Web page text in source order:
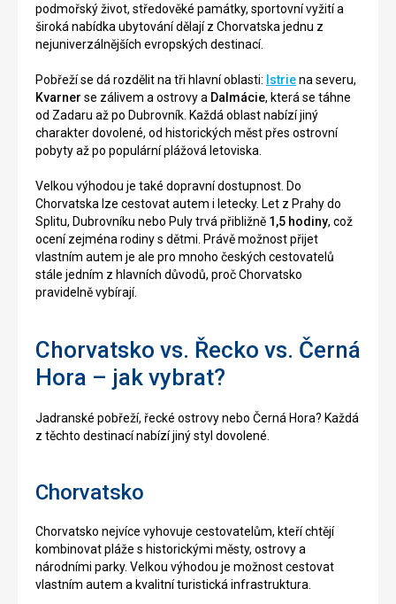
podmořský život, středověké památky, sportovní vyžití a
široká nabídka ubytování dělají z Chorvatska jednu z
nejuniverzálnějších evropských destinací.
Pobřeží se dá rozdělit na tři hlavní oblasti: Istriena severu,
Kvarner se zálivem a ostrovy a Dalmácie, která se táhne
od Zadaru až po Dubrovník. Každá oblast nabízí jiný
charakter dovolené, od historických měst přes ostrovní
pobyty až po populární plážová letoviska.
Velkou výhodou je také dopravní dostupnost. Do
Chorvatska lze cestovat autem i letecky. Let z Prahy do
Splitu, Dubrovníku nebo Puly trvá přibližně 1,5 hodiny, což
ocení zejména rodiny s dětmi. Právě možnost přijet
vlastním autem je ale pro mnoho českých cestovatelů
stále jedním z hlavních důvodů, proč Chorvatsko
pravidelně vybírají.
Chorvatsko vs. Řecko vs. Černá
Hora – jak vybrat?
Jadranské pobřeží, řecké ostrovy nebo Černá Hora? Každá
z těchto destinací nabízí jiný styl dovolené.
Chorvatsko
Chorvatsko nejvíce vyhovuje cestovatelům, kteří chtějí
kombinovat pláže s historickými městy, ostrovy a
národními parky. Velkou výhodou je možnost cestovat
vlastním autem a kvalitní turistická infrastruktura.